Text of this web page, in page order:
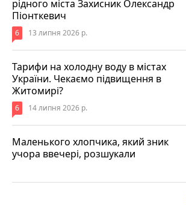
рідного міста Захисник Олександр
Піонткевич
6 13 липня 2026 р.
Тарифи на холодну воду в містах
України. Чекаємо підвищення в
Житомирі?
6 14 липня 2026 р.
Маленького хлопчика, який зник
учора ввечері, розшукали